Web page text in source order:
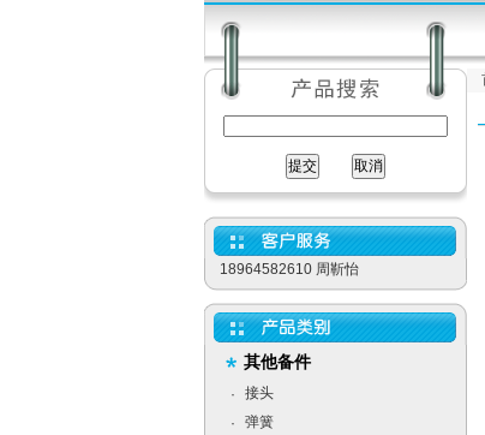
18964582610 周靳怡
其他备件
·
接头
·
弹簧